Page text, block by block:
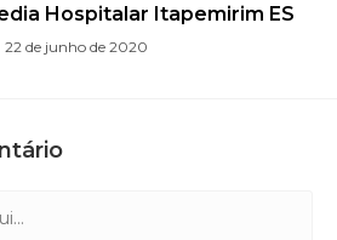
Hospitalar Itapemirim ES
22 de junho de 2020